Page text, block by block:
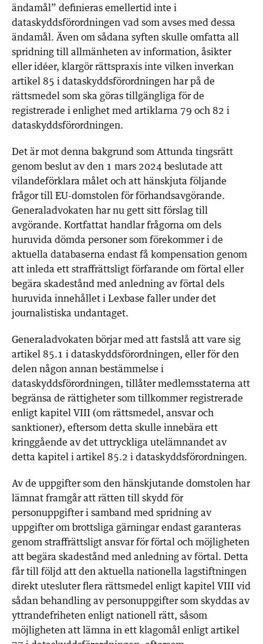
ändamål” definieras emellertid inte i
dataskyddsförordningen vad som avses med dessa
ändamål. Även om sådana syften skulle omfatta all
spridning till allmänheten av information, åsikter
eller idéer, klargör rättspraxis inte vilken inverkan
artikel 85 i dataskyddsförordningen har på de
rättsmedel som ska göras tillgängliga för de
registrerade i enlighet med artiklarna 79 och 82 i
dataskyddsförordningen.
Det är mot denna bakgrund som Attunda tingsrätt
genom beslut av den 1 mars 2024 beslutade att
vilandeförklara målet och att hänskjuta följande
frågor till EU-domstolen för förhandsavgörande.
Generaladvokaten har nu gett sitt förslag till
avgörande. Kortfattat handlar frågorna om dels
huruvida dömda personer som förekommer i de
aktuella databaserna endast få kompensation genom
att inleda ett straffrättsligt förfarande om förtal eller
begära skadestånd med anledning av förtal dels
huruvida innehållet i Lexbase faller under det
journalistiska undantaget.
Generaladvokaten börjar med att fastslå att vare sig
artikel 85.1 i dataskyddsförordningen, eller för den
delen någon annan bestämmelse i
dataskyddsförordningen, tillåter medlemsstaterna att
begränsa de rättigheter som tillkommer registrerade
enligt kapitel VIII (om rättsmedel, ansvar och
sanktioner), eftersom detta skulle innebära ett
kringgående av det uttryckliga utelämnandet av
detta kapitel i artikel 85.2 i dataskyddsförordningen.
Av de uppgifter som den hänskjutande domstolen har
lämnat framgår att rätten till skydd för
personuppgifter i samband med spridning av
uppgifter om brottsliga gärningar endast garanteras
genom straffrättsligt ansvar för förtal och möjligheten
att begära skadestånd med anledning av förtal. Detta
får till följd att den aktuella nationella lagstiftningen
direkt utesluter flera rättsmedel enligt kapitel VIII vid
sådan behandling av personuppgifter som skyddas av
yttrandefriheten enligt nationell rätt, såsom
möjligheten att lämna in ett klagomål enligt artikel